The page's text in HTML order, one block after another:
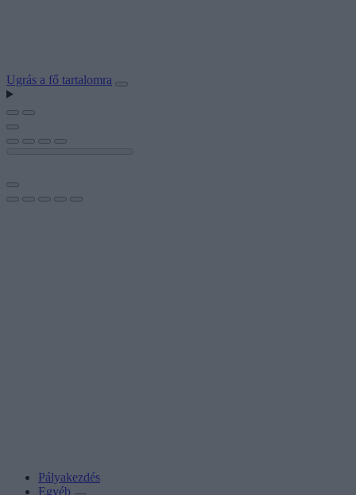
Ugrás a fő tartalomra
Pályakezdés
Egyéb